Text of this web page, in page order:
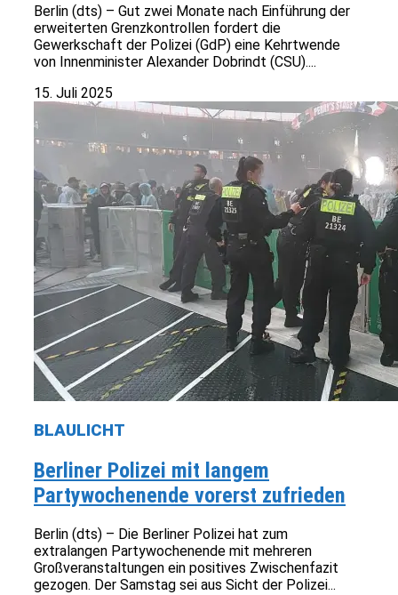
Berlin (dts) – Gut zwei Monate nach Einführung der
erweiterten Grenzkontrollen fordert die
Gewerkschaft der Polizei (GdP) eine Kehrtwende
von Innenminister Alexander Dobrindt (CSU)....
15. Juli 2025
BLAULICHT
Berliner Polizei mit langem
Partywochenende vorerst zufrieden
Berlin (dts) – Die Berliner Polizei hat zum
extralangen Partywochenende mit mehreren
Großveranstaltungen ein positives Zwischenfazit
gezogen. Der Samstag sei aus Sicht der Polizei...